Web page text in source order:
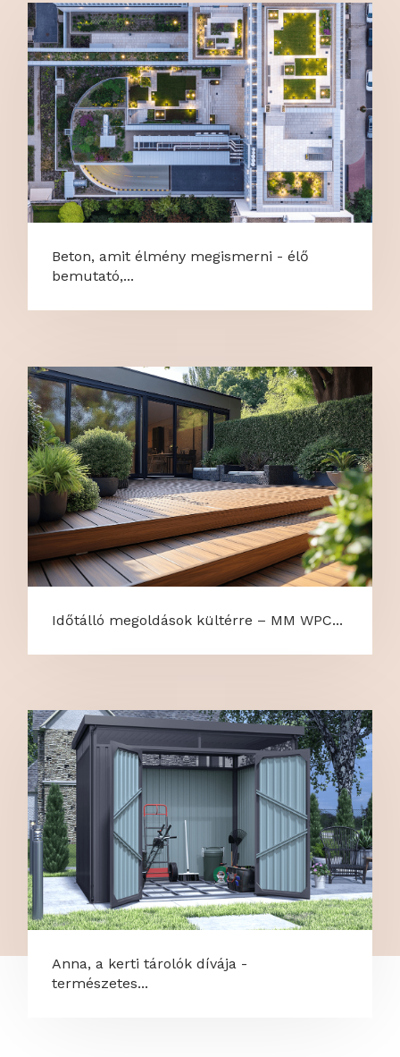
Beton, amit élmény megismerni - élő
bemutató,...
Időtálló megoldások kültérre – MM WPC...
Anna, a kerti tárolók dívája -
természetes...